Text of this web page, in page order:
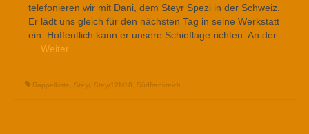
telefonieren wir mit Dani, dem Steyr Spezi in der Schweiz.
Er lädt uns gleich für den nächsten Tag in seine Werkstatt
ein. Hoffentlich kann er unsere Schieflage richten. An der
Weiter
Rappelkiste Steyr, Steyr12M18 Südfrankreich